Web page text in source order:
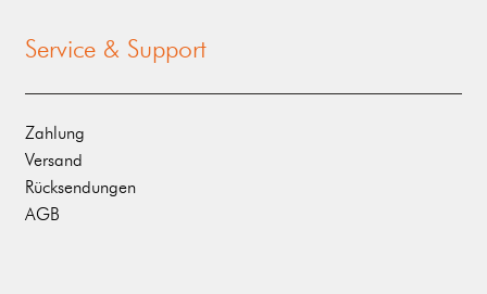
Service & Support
Zahlung
Versand
Rücksendungen
AGB